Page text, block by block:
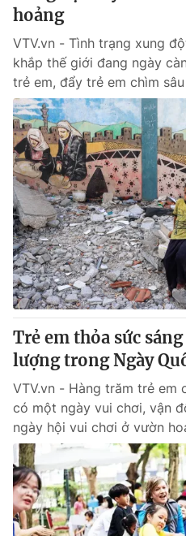
hoảng
VTV.vn - Tình trạng xung
khắp thế giới đang ngày
trẻ em, đẩy trẻ em chìm
Trẻ em thỏa sức
lượng trong Ngày
VTV.vn - Hàng trăm trẻ em
có một ngày vui chơi, vận
ngày hội vui chơi ở vườn